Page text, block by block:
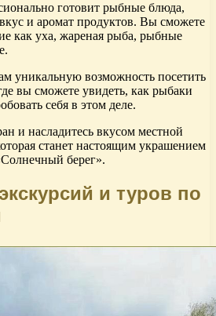
готовит рыбные блюда,
и аромат продуктов. Вы сможете
как уха, жареная рыба, рыбные
уникальную возможность посетить
вы сможете увидеть, как рыбаки
себя в этом деле.
и насладитесь вкусом местной
станет настоящим украшением
берег».
и туров по